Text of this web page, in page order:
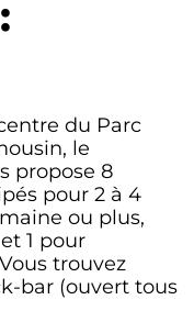
du Parc
le
propose 8
pour 2 à 4
ou plus,
1 pour
trouvez
bar (ouvert tous